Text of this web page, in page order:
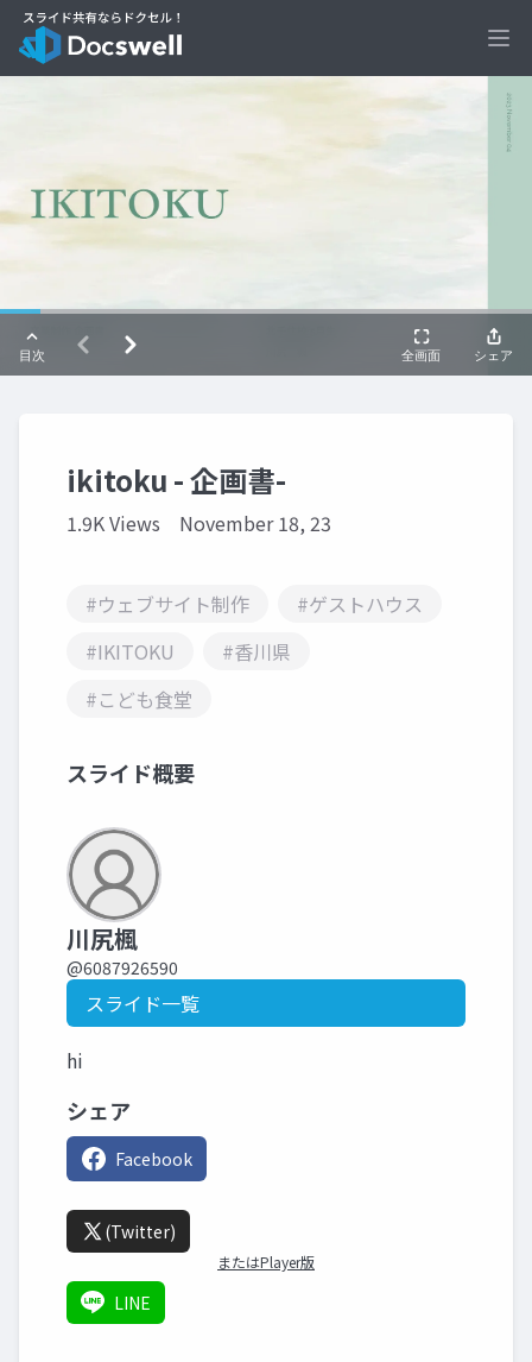
ikitoku - 企画書-
1.9K Views November 18, 23
#ウェブサイト制作
#ゲストハウス
#IKITOKU
#香川県
#こども食堂
スライド概要
川尻楓
@6087926590
スライド一覧
hi
シェア
Facebook
(Twitter)
またはPlayer版
LINE